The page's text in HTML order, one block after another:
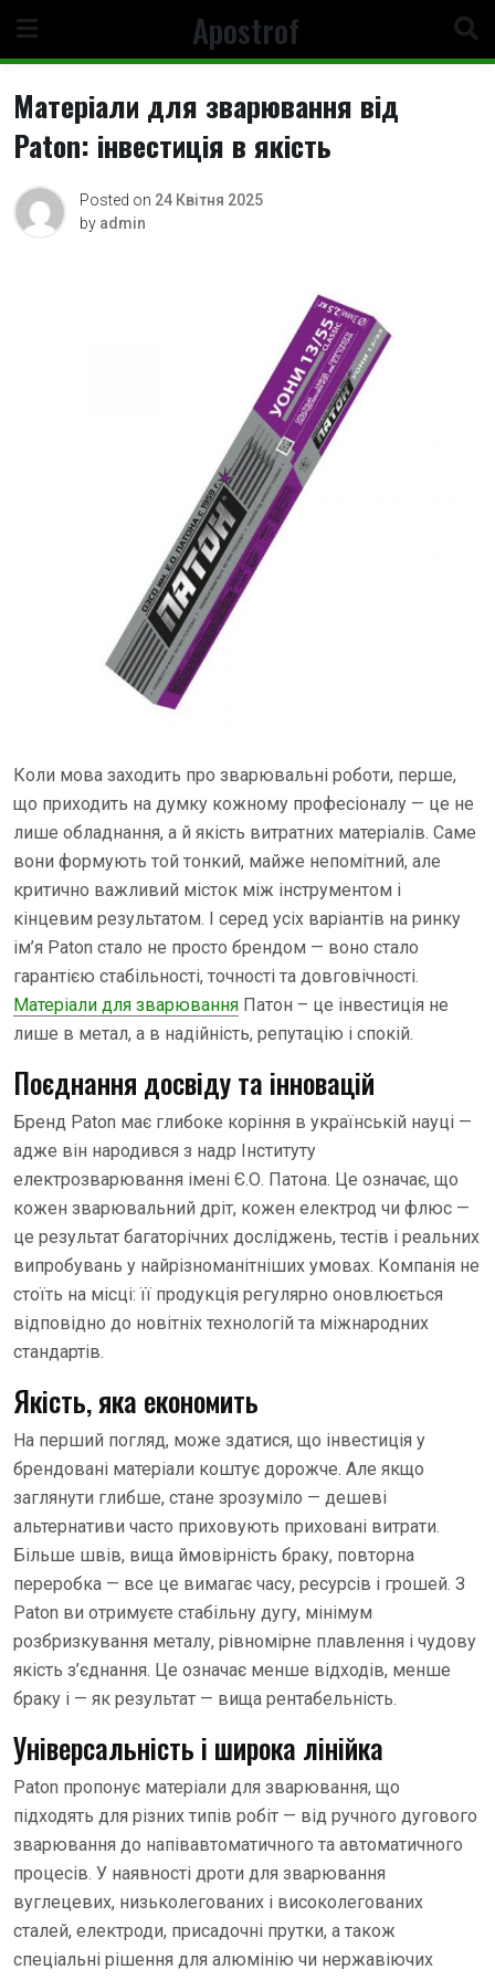
content
Apostrof
Матеріали для зварювання від
Paton: інвестиція в якість
Posted on 24 Квітня 2025
by admin
Коли мова заходить про зварювальні роботи, перше,
що приходить на думку кожному професіоналу — це не
лише обладнання, а й якість витратних матеріалів. Саме
вони формують той тонкий, майже непомітний, але
критично важливий місток між інструментом і
кінцевим результатом. І серед усіх варіантів на ринку
ім’я Paton стало не просто брендом — воно стало
гарантією стабільності, точності та довговічності.
Матеріали для зварювання Патон – це інвестиція не
лише в метал, а в надійність, репутацію і спокій.
Поєднання досвіду та інновацій
Бренд Paton має глибоке коріння в українській науці —
адже він народився з надр Інституту
електрозварювання імені Є.О. Патона. Це означає, що
кожен зварювальний дріт, кожен електрод чи флюс —
це результат багаторічних досліджень, тестів і реальних
випробувань у найрізноманітніших умовах. Компанія не
стоїть на місці: її продукція регулярно оновлюється
відповідно до новітніх технологій та міжнародних
стандартів.
Якість, яка економить
На перший погляд, може здатися, що інвестиція у
брендовані матеріали коштує дорожче. Але якщо
заглянути глибше, стане зрозуміло — дешеві
альтернативи часто приховують приховані витрати.
Більше швів, вища ймовірність браку, повторна
переробка — все це вимагає часу, ресурсів і грошей. З
Paton ви отримуєте стабільну дугу, мінімум
розбризкування металу, рівномірне плавлення і чудову
якість з’єднання. Це означає менше відходів, менше
браку і — як результат — вища рентабельність.
Універсальність і широка лінійка
Paton пропонує матеріали для зварювання, що
підходять для різних типів робіт — від ручного дугового
зварювання до напівавтоматичного та автоматичного
процесів. У наявності дроти для зварювання
вуглецевих, низьколегованих і високолегованих
сталей, електроди, присадочні прутки, а також
спеціальні рішення для алюмінію чи нержавіючих